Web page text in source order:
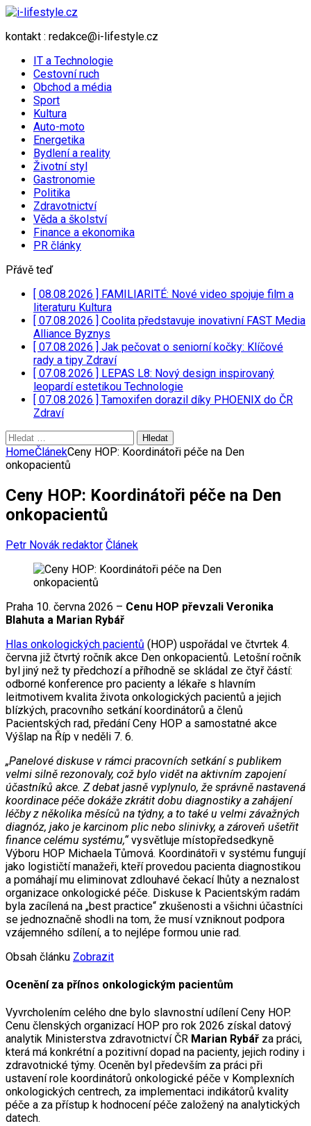
kontakt : redakce@i-lifestyle.cz
IT a Technologie
Cestovní ruch
Obchod a média
Sport
Kultura
Auto-moto
Energetika
Bydlení a reality
Životní styl
Gastronomie
Politika
Zdravotnictví
Věda a školství
Finance a ekonomika
PR články
Přávě teď
[ 08.08.2026 ] FAMILIARITÉ: Nové video spojuje film a
literaturu Kultura
[ 07.08.2026 ] Coolita představuje inovativní FAST Media
Alliance Byznys
[ 07.08.2026 ] Jak pečovat o seniorní kočky: Klíčové
rady a tipy Zdraví
[ 07.08.2026 ] LEPAS L8: Nový design inspirovaný
leopardí estetikou Technologie
[ 07.08.2026 ] Tamoxifen dorazil díky PHOENIX do ČR
Zdraví
Vyhledávání
HomeČlánekCeny HOP: Koordinátoři péče na Den
onkopacientů
Ceny HOP: Koordinátoři péče na Den
onkopacientů
Petr Novák redaktor Článek
Praha 10. června 2026 – Cenu HOP převzali Veronika
Blahuta a Marian Rybář
Hlas onkologických pacientů (HOP) uspořádal ve čtvrtek 4.
června již čtvrtý ročník akce Den onkopacientů. Letošní ročník
byl jiný než ty předchozí a příhodně se skládal ze čtyř částí:
odborné konference pro pacienty a lékaře s hlavním
leitmotivem kvalita života onkologických pacientů a jejich
blízkých, pracovního setkání koordinátorů a členů
Pacientských rad, předání Ceny HOP a samostatné akce
Výšlap na Říp v neděli 7. 6.
„Panelové diskuse v rámci pracovních setkání s publikem
velmi silně rezonovaly, což bylo vidět na aktivním zapojení
účastníků akce. Z debat jasně vyplynulo, že správně nastavená
koordinace péče dokáže zkrátit dobu diagnostiky a zahájení
léčby z několika měsíců na týdny, a to také u velmi závažných
diagnóz, jako je karcinom plic nebo slinivky, a zároveň ušetřit
finance celému systému,“vysvětluje místopředsedkyně
Výboru HOP Michaela Tůmová. Koordinátoři v systému fungují
jako logističtí manažeři, kteří provedou pacienta diagnostikou
a pomáhají mu eliminovat zdlouhavé čekací lhůty a neznalost
organizace onkologické péče. Diskuse k Pacientským radám
byla zacílená na „best practice“ zkušenosti a všichni účastníci
se jednoznačně shodli na tom, že musí vzniknout podpora
vzájemného sdílení, a to nejlépe formou unie rad.
Obsah článku Zobrazit
Ocenění za přínos onkologickým pacientům
Vyvrcholením celého dne bylo slavnostní udílení Ceny HOP.
Cenu členských organizací HOP pro rok 2026 získal datový
analytik Ministerstva zdravotnictví ČR Marian Rybář za práci,
která má konkrétní a pozitivní dopad na pacienty, jejich rodiny i
zdravotnické týmy. Oceněn byl především za práci při
ustavení role koordinátorů onkologické péče v Komplexních
onkologických centrech, za implementaci indikátorů kvality
péče a za přístup k hodnocení péče založený na analytických
datech.